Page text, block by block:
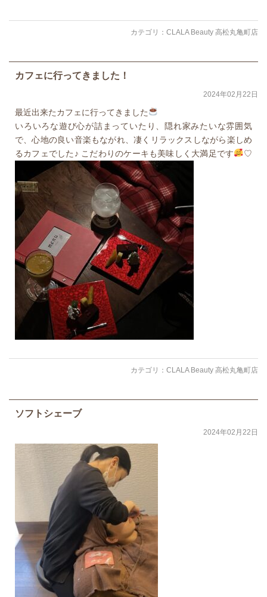
カテゴリ： CLALA Beauty 高松丸亀町店
カフェに行ってきました！
2024年02月22日
最近出来たカフェに行ってきました
いろいろな遊び心が詰まっていたり、隠れ家みたいな雰囲気
で、心地の良い音楽もながれ、凄くリラックスしながら楽しめ
るカフェでした♪ こだわりのケーキも美味しく大満足です
♡
カテゴリ： CLALA Beauty 高松丸亀町店
ソフトシェーブ
2024年02月22日